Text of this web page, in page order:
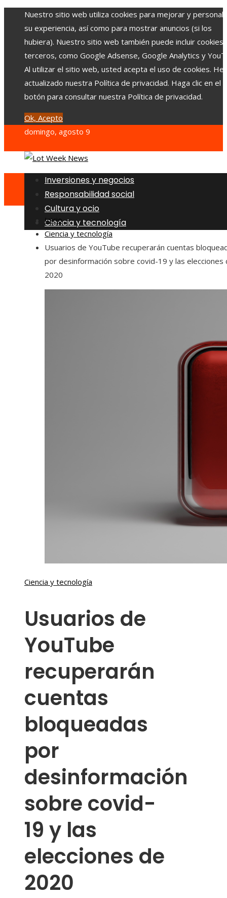
Nuestro sitio web utiliza cookies para mejorar y
su experiencia, así como para mostrar anuncios (si los
hubiera). Nuestro sitio web también puede incluir cookies
terceros, como Google Adsense, Google Analytics y
Al utilizar el sitio web, usted acepta el uso de cookies.
actualizado nuestra Política de privacidad. Haga clic en el
botón para consultar nuestra Política de privacidad.
Ok, Acepto
domingo, agosto 9
Inversiones y negocios
Responsabilidad social
Cultura y ocio
Ciencia y tecnología
Inicio
Ciencia y tecnología
Usuarios de YouTube recuperarán cuentas
por desinformación sobre covid-19 y las elecciones
2020
Ciencia y tecnología
Usuarios de
YouTube
recuperarán
cuentas
bloqueadas
por
desinformación
sobre covid-
19 y las
elecciones de
2020